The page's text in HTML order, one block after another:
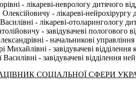
- лікареві-неврологу дитячого
- лікареві-нейрохірургу
- лікареві-отоларингологу
- завідувачеві пологового
- начальникові
- завідувачеві відділення
- завідувачеві відділення
СОЦІАЛЬНОЇ СФЕРИ